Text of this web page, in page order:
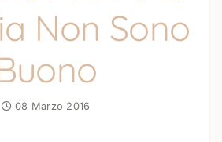
Non Sono
08 Marzo 2016